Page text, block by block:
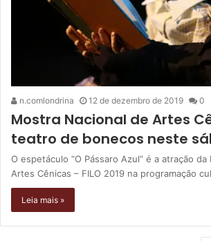
n.comlondrina 12 de dezembro de 2019 0
Mostra Nacional de Artes
teatro de bonecos neste
O espetáculo “O Pássaro Azul” é a atração
Artes Cênicas – FILO 2019 na programação
Leia mais »